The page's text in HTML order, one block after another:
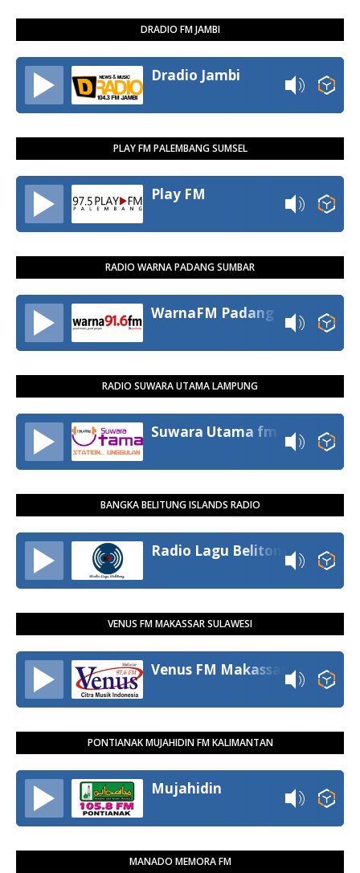
DRADIO FM JAMBI
Dradio Jambi
PLAY FM PALEMBANG SUMSEL
Play FM
RADIO WARNA PADANG SUMBAR
WarnaFM Padang
RADIO SUWARA UTAMA LAMPUNG
Suwara Utama fm
BANGKA BELITUNG ISLANDS RADIO
Radio Lagu Belitong
VENUS FM MAKASSAR SULAWESI
Venus FM Makassar
PONTIANAK MUJAHIDIN FM KALIMANTAN
Mujahidin
MANADO MEMORA FM